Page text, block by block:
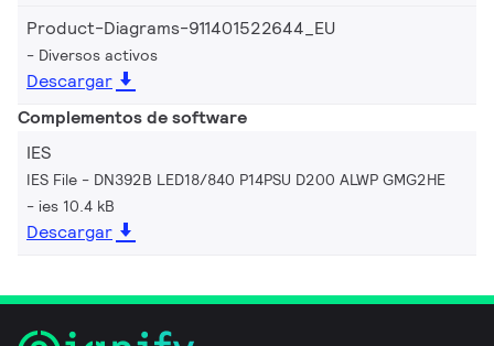
Product-Diagrams-911401522644_EU
Diversos activos
Descargar
Complementos de software
IES
IES File - DN392B LED18/840 P14PSU D200 ALWP GMG2HE
ies 10.4 kB
Descargar